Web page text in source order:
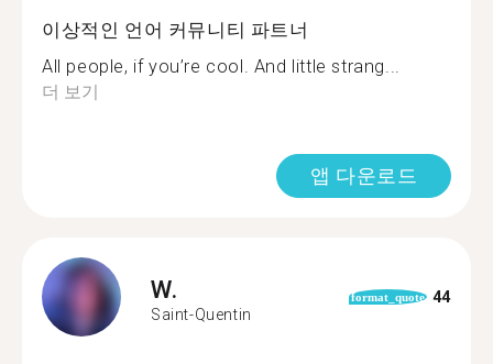
이상적인 언어 커뮤니티 파트너
All people, if you’re cool. And little strang...
더 보기
앱 다운로드
W.
Saint-Quentin
format_quote 44